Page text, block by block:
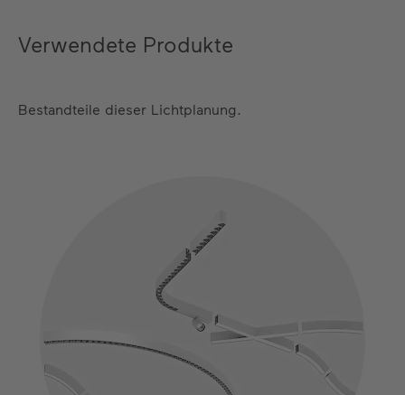
Verwendete Produkte
Bestandteile dieser Lichtplanung.